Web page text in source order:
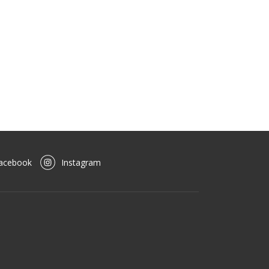
Instagram